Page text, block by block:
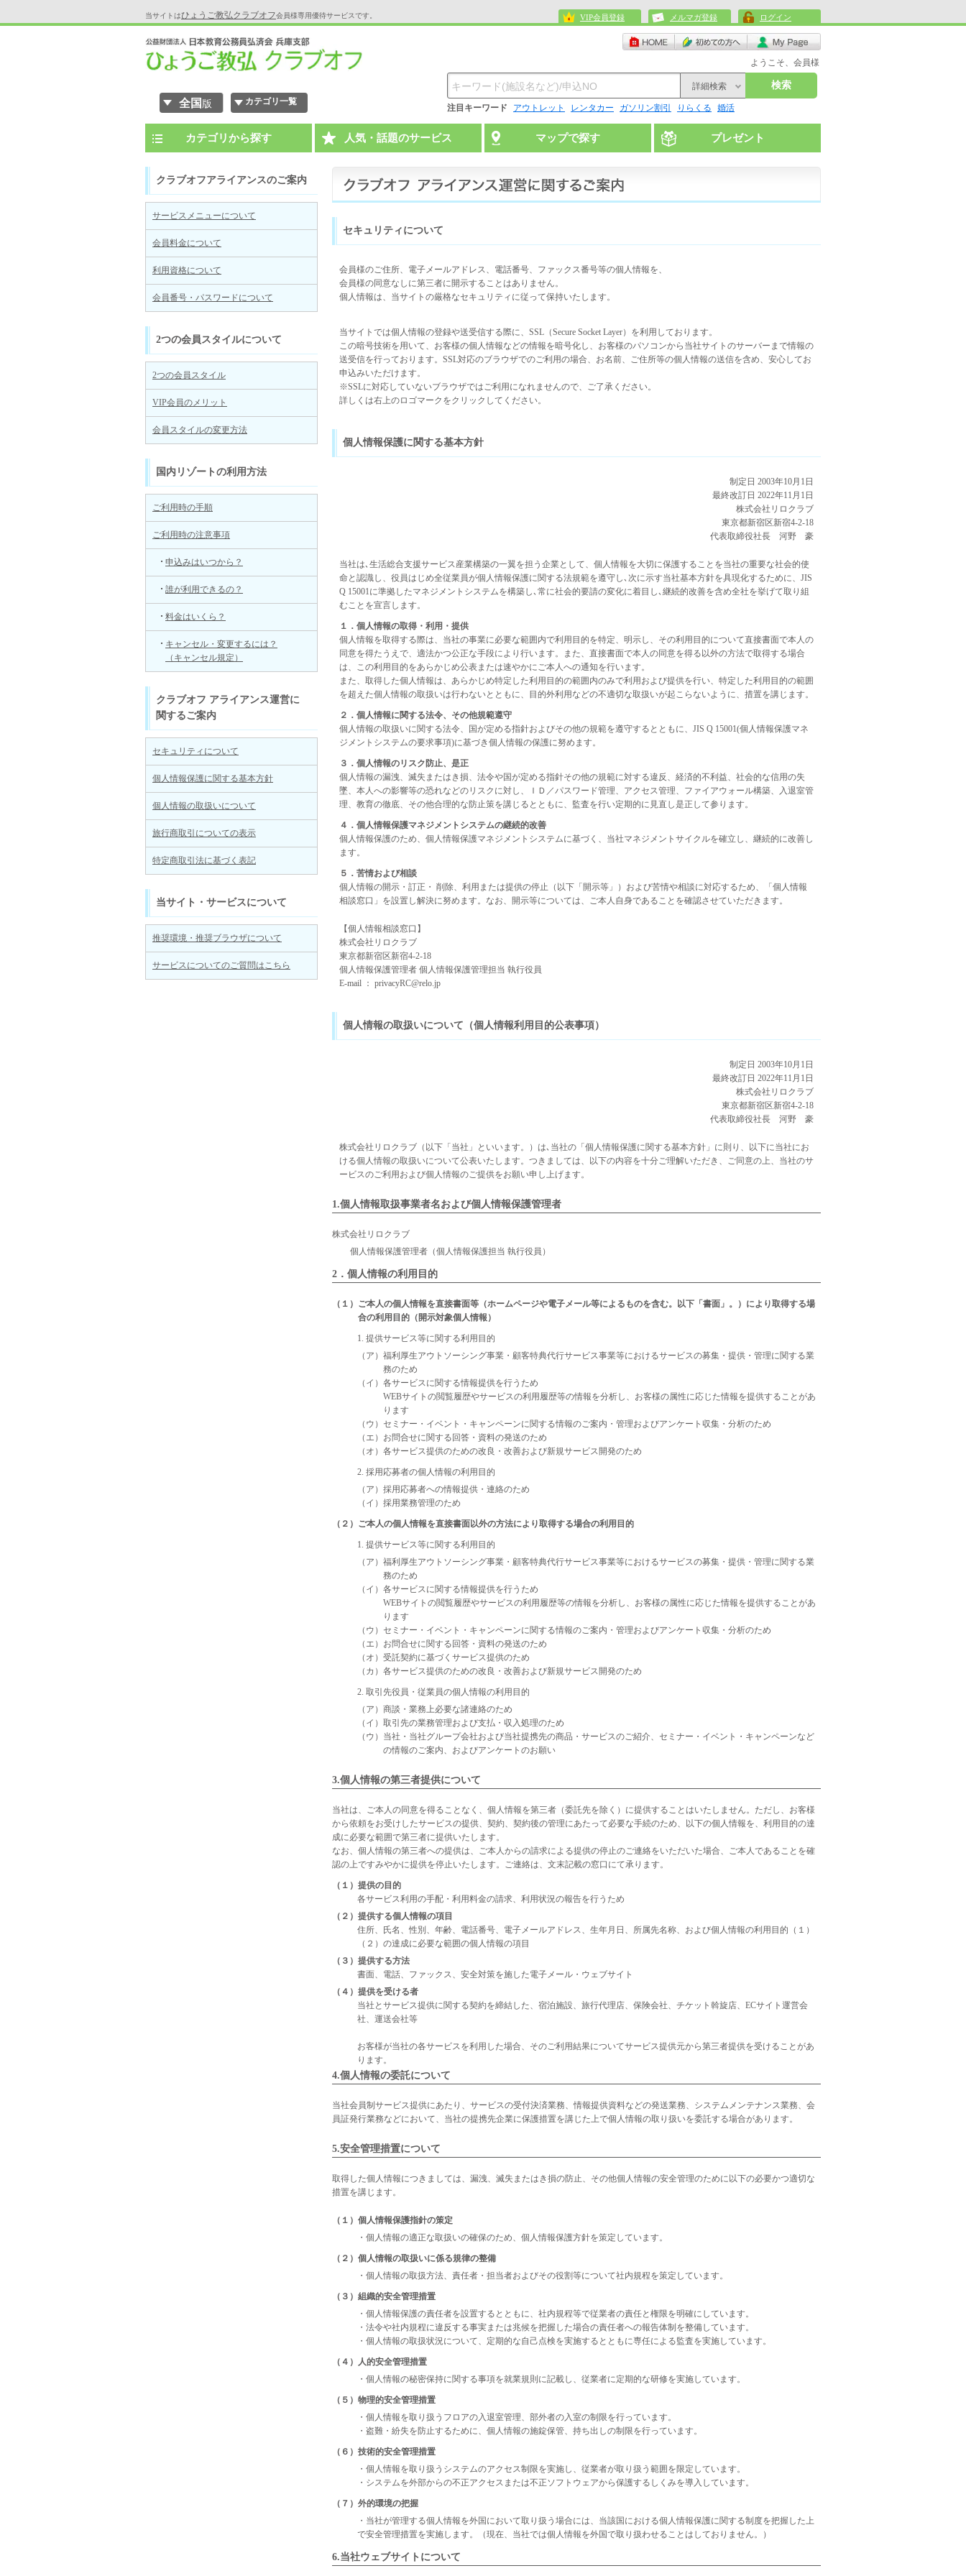
当サイトはひょうご教弘クラブオフ会員様専用優待サービスです。 VIP会員登録 メルマガ登録 ログイン
ようこそ、会員様
全国 版 カテゴリ一覧
詳細検索 検索
注目キーワード アウトレット レンタカー ガソリン割引 りらくる 婚活
カテゴリから探す 人気・話題のサービス マップで探す プレゼント
セキュリティについて
会員様のご住所、電子メールアドレス、電話番号、ファックス番号等の個人情報を、
会員様の同意なしに第三者に開示することはありません。
個人情報は、当サイトの厳格なセキュリティに従って保持いたします。
当サイトでは個人情報の登録や送受信する際に、SSL（Secure Socket Layer）を利用しております。
この暗号技術を用いて、お客様の個人情報などの情報を暗号化し、お客様のパソコンから当社サイトのサーバーまで情報の
送受信を行っております。SSL対応のブラウザでのご利用の場合、お名前、ご住所等の個人情報の送信を含め、安心してお
申込みいただけます。
※SSLに対応していないブラウザではご利用になれませんので、ご了承ください。
詳しくは右上のロゴマークをクリックしてください。
個人情報保護に関する基本方針
制定日 2003年10月1日
最終改訂日 2022年11月1日
株式会社リロクラブ
東京都新宿区新宿4-2-18
代表取締役社長 河野 豪
当社は､生活総合支援サービス産業構築の一翼を担う企業として、個人情報を大切に保護することを当社の重要な社会的使
命と認識し、役員はじめ全従業員が個人情報保護に関する法規範を遵守し､次に示す当社基本方針を具現化するために、JIS
Q 15001に準拠したマネジメントシステムを構築し､常に社会的要請の変化に着目し､継続的改善を含め全社を挙げて取り組
むことを宣言します。
１．個人情報の取得・利用・提供
個人情報を取得する際は、当社の事業に必要な範囲内で利用目的を特定、明示し、その利用目的について直接書面で本人の
同意を得たうえで、適法かつ公正な手段により行います。また、直接書面で本人の同意を得る以外の方法で取得する場合
は、この利用目的をあらかじめ公表または速やかにご本人への通知を行います。
また、取得した個人情報は、あらかじめ特定した利用目的の範囲内のみで利用および提供を行い、特定した利用目的の範囲
を超えた個人情報の取扱いは行わないとともに、目的外利用などの不適切な取扱いが起こらないように、措置を講じます。
２．個人情報に関する法令、その他規範遵守
個人情報の取扱いに関する法令、国が定める指針およびその他の規範を遵守するとともに、JIS Q 15001(個人情報保護マネ
ジメントシステムの要求事項)に基づき個人情報の保護に努めます。
３．個人情報のリスク防止、是正
個人情報の漏洩、滅失またはき損、法令や国が定める指針その他の規範に対する違反、経済的不利益、社会的な信用の失
墜、本人への影響等の恐れなどのリスクに対し、ＩＤ／パスワード管理、アクセス管理、ファイアウォール構築、入退室管
理、教育の徹底、その他合理的な防止策を講じるとともに、監査を行い定期的に見直し是正して参ります。
４．個人情報保護マネジメントシステムの継続的改善
個人情報保護のため、個人情報保護マネジメントシステムに基づく、当社マネジメントサイクルを確立し、継続的に改善し
ます。
５．苦情および相談
個人情報の開示・訂正・ 削除、利用または提供の停止（以下「開示等」）および苦情や相談に対応するため、「個人情報
相談窓口」を設置し解決に努めます。なお、開示等については、ご本人自身であることを確認させていただきます。
【個人情報相談窓口】
株式会社リロクラブ
東京都新宿区新宿4-2-18
個人情報保護管理者 個人情報保護管理担当 執行役員
E-mail ： privacyRC@relo.jp
個人情報の取扱いについて（個人情報利用目的公表事項）
制定日 2003年10月1日
最終改訂日 2022年11月1日
株式会社リロクラブ
東京都新宿区新宿4-2-18
代表取締役社長 河野 豪
株式会社リロクラブ（以下「当社」といいます。）は､当社の「個人情報保護に関する基本方針」に則り、以下に当社にお
ける個人情報の取扱いについて公表いたします。つきましては、以下の内容を十分ご理解いただき、ご同意の上、当社のサ
ービスのご利用および個人情報のご提供をお願い申し上げます。
1.個人情報取扱事業者名および個人情報保護管理者
株式会社リロクラブ
個人情報保護管理者（個人情報保護担当 執行役員）
2．個人情報の利用目的
（１）ご本人の個人情報を直接書面等（ホームページや電子メール等によるものを含む。以下「書面」。）により取得する場
合の利用目的（開示対象個人情報）
1. 提供サービス等に関する利用目的
（ア）福利厚生アウトソーシング事業・顧客特典代行サービス事業等におけるサービスの募集・提供・管理に関する業
務のため
（イ）各サービスに関する情報提供を行うため
WEBサイトの閲覧履歴やサービスの利用履歴等の情報を分析し、お客様の属性に応じた情報を提供することがあ
ります
（ウ）セミナー・イベント・キャンペーンに関する情報のご案内・管理およびアンケート収集・分析のため
（エ）お問合せに関する回答・資料の発送のため
（オ）各サービス提供のための改良・改善および新規サービス開発のため
2. 採用応募者の個人情報の利用目的
（ア）採用応募者への情報提供・連絡のため
（イ）採用業務管理のため
（２）ご本人の個人情報を直接書面以外の方法により取得する場合の利用目的
1. 提供サービス等に関する利用目的
（ア）福利厚生アウトソーシング事業・顧客特典代行サービス事業等におけるサービスの募集・提供・管理に関する業
務のため
（イ）各サービスに関する情報提供を行うため
WEBサイトの閲覧履歴やサービスの利用履歴等の情報を分析し、お客様の属性に応じた情報を提供することがあ
ります
（ウ）セミナー・イベント・キャンペーンに関する情報のご案内・管理およびアンケート収集・分析のため
（エ）お問合せに関する回答・資料の発送のため
（オ）受託契約に基づくサービス提供のため
（カ）各サービス提供のための改良・改善および新規サービス開発のため
2. 取引先役員・従業員の個人情報の利用目的
（ア）商談・業務上必要な諸連絡のため
（イ）取引先の業務管理および支払・収入処理のため
（ウ）当社・当社グループ会社および当社提携先の商品・サービスのご紹介、セミナー・イベント・キャンペーンなど
の情報のご案内、およびアンケートのお願い
3.個人情報の第三者提供について
当社は、ご本人の同意を得ることなく、個人情報を第三者（委託先を除く）に提供することはいたしません。ただし、お客様
から依頼をお受けしたサービスの提供、契約、契約後の管理にあたって必要な手続のため、以下の個人情報を、利用目的の達
成に必要な範囲で第三者に提供いたします。
なお、個人情報の第三者への提供は、ご本人からの請求による提供の停止のご連絡をいただいた場合、ご本人であることを確
認の上ですみやかに提供を停止いたします。ご連絡は、文末記載の窓口にて承ります。
（１）提供の目的
各サービス利用の手配・利用料金の請求、利用状況の報告を行うため
（２）提供する個人情報の項目
住所、氏名、性別、年齢、電話番号、電子メールアドレス、生年月日、所属先名称、および個人情報の利用目的（１）
（２）の達成に必要な範囲の個人情報の項目
（３）提供する方法
書面、電話、ファックス、安全対策を施した電子メール・ウェブサイト
（４）提供を受ける者
当社とサービス提供に関する契約を締結した、宿泊施設、旅行代理店、保険会社、チケット斡旋店、ECサイト運営会
社、運送会社等
お客様が当社の各サービスを利用した場合、そのご利用結果についてサービス提供元から第三者提供を受けることがあ
ります。
4.個人情報の委託について
当社会員制サービス提供にあたり、サービスの受付決済業務、情報提供資料などの発送業務、システムメンテナンス業務、会
員証発行業務などにおいて、当社の提携先企業に保護措置を講じた上で個人情報の取り扱いを委託する場合があります。
5.安全管理措置について
取得した個人情報につきましては、漏洩、滅失またはき損の防止、その他個人情報の安全管理のために以下の必要かつ適切な
措置を講じます。
（１）個人情報保護指針の策定
・個人情報の適正な取扱いの確保のため、個人情報保護方針を策定しています。
（２）個人情報の取扱いに係る規律の整備
・個人情報の取扱方法、責任者・担当者およびその役割等について社内規程を策定しています。
（３）組織的安全管理措置
・個人情報保護の責任者を設置するとともに、社内規程等で従業者の責任と権限を明確にしています。
・法令や社内規程に違反する事実または兆候を把握した場合の責任者への報告体制を整備しています。
・個人情報の取扱状況について、定期的な自己点検を実施するとともに専任による監査を実施しています。
（４）人的安全管理措置
・個人情報の秘密保持に関する事項を就業規則に記載し、従業者に定期的な研修を実施しています。
（５）物理的安全管理措置
・個人情報を取り扱うフロアの入退室管理、部外者の入室の制限を行っています。
・盗難・紛失を防止するために、個人情報の施錠保管、持ち出しの制限を行っています。
（６）技術的安全管理措置
・個人情報を取り扱うシステムのアクセス制限を実施し、従業者が取り扱う範囲を限定しています。
・システムを外部からの不正アクセスまたは不正ソフトウェアから保護するしくみを導入しています。
（７）外的環境の把握
・当社が管理する個人情報を外国において取り扱う場合には、当該国における個人情報保護に関する制度を把握した上
で安全管理措置を実施します。（現在、当社では個人情報を外国で取り扱わせることはしておりません。）
6.当社ウェブサイトについて
クラブオフアライアンスのご案内
サービスメニューについて
会員料金について
利用資格について
会員番号・パスワードについて
2つの会員スタイルについて
2つの会員スタイル
VIP会員のメリット
会員スタイルの変更方法
国内リゾートの利用方法
ご利用時の手順
ご利用時の注意事項
申込みはいつから？
誰が利用できるの？
料金はいくら？
キャンセル・変更するには？
（キャンセル規定）
クラブオフ アライアンス運営に
関するご案内
セキュリティについて
個人情報保護に関する基本方針
個人情報の取扱いについて
旅行商取引についての表示
特定商取引法に基づく表記
当サイト・サービスについて
推奨環境・推奨ブラウザについて
サービスについてのご質問はこちら